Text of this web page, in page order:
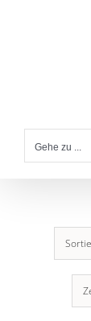
Gehe zu ...